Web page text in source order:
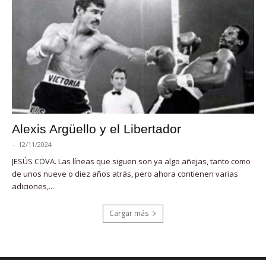
Alexis Argüello y el Libertador
- 12/11/2024
JESÚS COVA. Las líneas que siguen son ya algo añejas, tanto como
de unos nueve o diez años atrás, pero ahora contienen varias
adiciones,...
Cargar más